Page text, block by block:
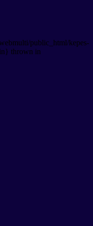
public_html/kepes-
thrown in